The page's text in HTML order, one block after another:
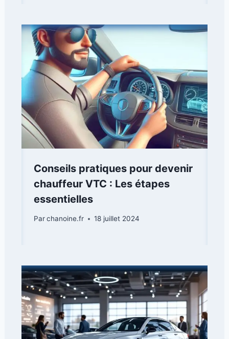
Conseils pratiques pour devenir
chauffeur VTC : Les étapes
essentielles
Parchanoine.fr 18 juillet 2024